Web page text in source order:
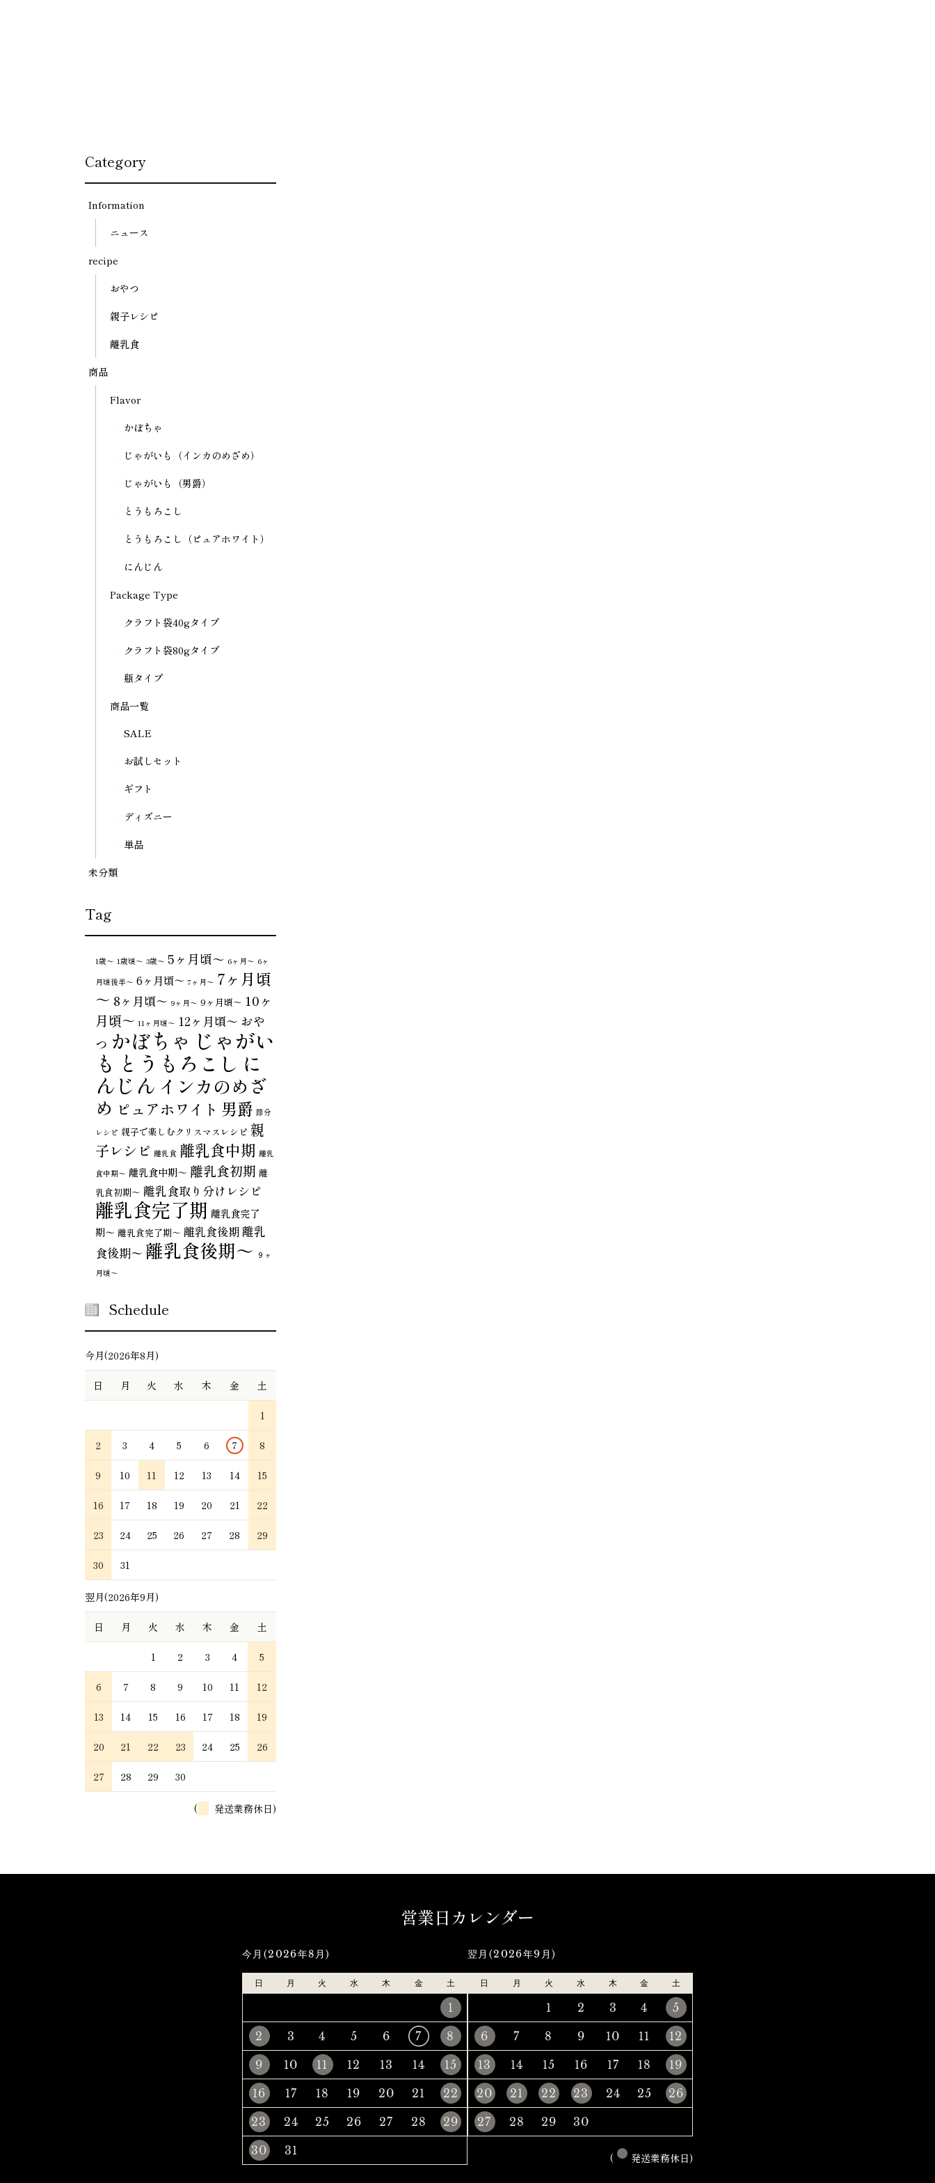
Category
Information
ニュース
recipe
おやつ
親子レシピ
離乳食
商品
Flavor
かぼちゃ
じゃがいも（インカのめざめ）
じゃがいも（男爵）
とうもろこし
とうもろこし（ピュアホワイト）
にんじん
Package Type
クラフト袋40gタイプ
クラフト袋80gタイプ
瓶タイプ
商品一覧
SALE
お試しセット
ギフト
ディズニー
単品
未分類
Tag
1歳〜 1歳頃～ 3歳〜 5ヶ月頃～ 6ヶ月〜 6ヶ
月頃後半～ 6ヶ月頃～ 7ヶ月〜 7ヶ月頃
～ 8ヶ月頃～ 9ヶ月〜 9ヶ月頃～ 10ヶ
月頃～ 11ヶ月頃～ 12ヶ月頃～ おや
つ かぼちゃ じゃがい
も とうもろこし に
んじん インカのめざ
め ピュアホワイト 男爵 節分
レシピ 親子で楽しむクリスマスレシピ 親
子レシピ 離乳食 離乳食中期 離乳
食中期〜 離乳食中期～ 離乳食初期 離
乳食初期～ 離乳食取り分けレシピ
離乳食完了期 離乳食完了
期〜 離乳食完了期～ 離乳食後期離乳
食後期〜 離乳食後期～ ９ヶ
月頃～
Schedule
今月(2026年8月)
日 月 火 水 木 金 土
1
2 3 4 5 6 7 8
9 10 11 12 13 14 15
16 17 18 19 20 21 22
23 24 25 26 27 28 29
30 31
翌月(2026年9月)
日 月 火 水 木 金 土
1 2 3 4 5
6 7 8 9 10 11 12
13 14 15 16 17 18 19
20 21 22 23 24 25 26
27 28 29 30
( 発送業務休日)
営業日カレンダー
今月(2026年8月)
日 月 火 水 木 金 土
1
2 3 4 5 6 7 8
9 10 11 12 13 14 15
16 17 18 19 20 21 22
23 24 25 26 27 28 29
30 31
翌月(2026年9月)
日 月 火 水 木 金 土
1 2 3 4 5
6 7 8 9 10 11 12
13 14 15 16 17 18 19
20 21 22 23 24 25 26
27 28 29 30
( 発送業務休日)